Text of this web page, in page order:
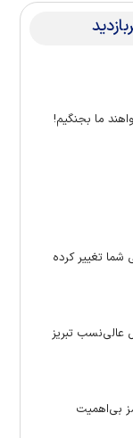
ما بجنگیم!
تغییر کرده
تبریز
بی‌اهمیت